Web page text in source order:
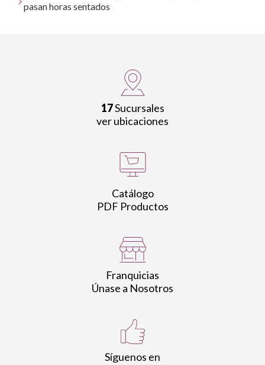
pasan horas sentados
17Sucursales
ver ubicaciones
Catálogo
PDF Productos
Franquicias
Únase a Nosotros
Síguenos en